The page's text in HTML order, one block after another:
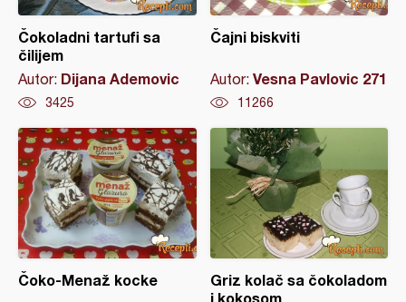
Čokoladni tartufi sa
čilijem
Autor: Dijana Ademovic
3425
Čajni biskviti
Autor: Vesna Pavlovic 271
11266
Čoko-Menaž kocke
Griz kolač sa čokoladom
i kokosom